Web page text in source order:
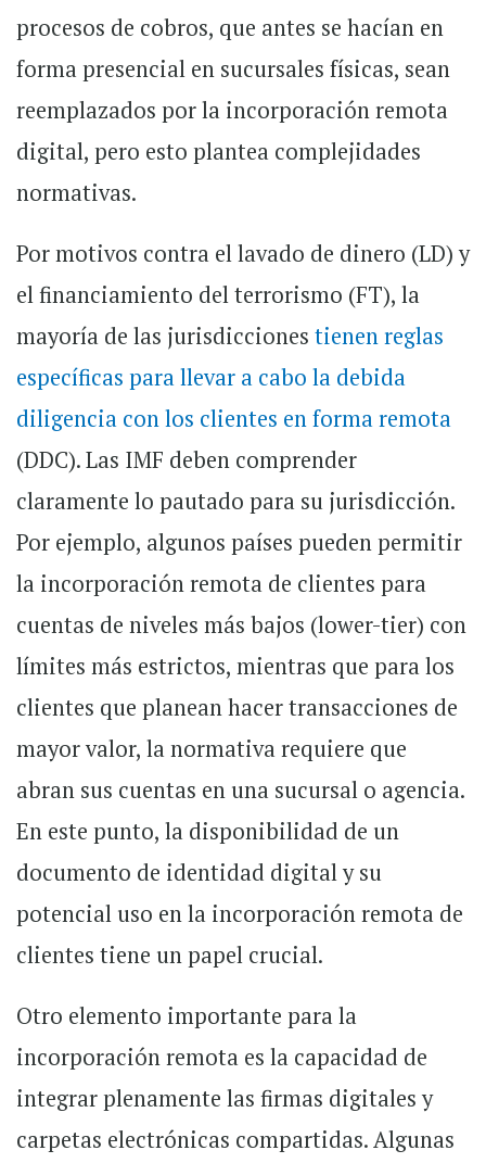
procesos de cobros, que antes se hacían en
forma presencial en sucursales físicas, sean
reemplazados por la incorporación remota
digital, pero esto plantea complejidades
normativas.
Por motivos contra el lavado de dinero (LD) y
el financiamiento del terrorismo (FT), la
mayoría de las jurisdicciones tienen reglas
específicas para llevar a cabo la debida
diligencia con los clientes en forma remota
(DDC). Las IMF deben comprender
claramente lo pautado para su jurisdicción.
Por ejemplo, algunos países pueden permitir
la incorporación remota de clientes para
cuentas de niveles más bajos (lower-tier) con
límites más estrictos, mientras que para los
clientes que planean hacer transacciones de
mayor valor, la normativa requiere que
abran sus cuentas en una sucursal o agencia.
En este punto, la disponibilidad de un
documento de identidad digital y su
potencial uso en la incorporación remota de
clientes tiene un papel crucial.
Otro elemento importante para la
incorporación remota es la capacidad de
integrar plenamente las firmas digitales y
carpetas electrónicas compartidas. Algunas